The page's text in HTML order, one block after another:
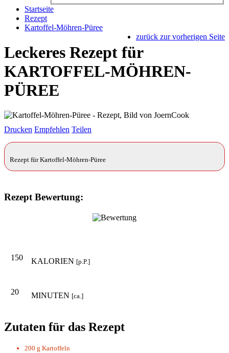
Startseite
Rezept
Kartoffel-Möhren-Püree
zurück zur vorherigen Seite
Leckeres Rezept für
KARTOFFEL-MÖHREN-
PÜREE
Drucken Empfehlen Teilen
Rezept für Kartoffel-Möhren-Püree
Rezept Bewertung:
150 KALORIEN [p.P.]
20 MINUTEN [ca.]
Zutaten für das Rezept
200 g Kartoffeln